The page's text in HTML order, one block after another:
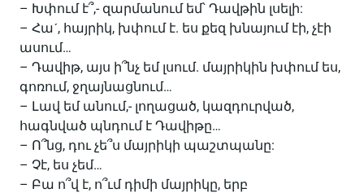
– Խփում է՞,- զարմանում եմ՝ Դավթին լսելի:
– Հաˊ, հայրիկ, խփում է. ես քեզ խնայում էի, չէի
ասում…
– Դավիթ, այս ի՞նչ եմ լսում. մայրիկին խփում ես,
գոռում, ջղայնացնում…
– Լավ եմ անում,- լողացած, կազդուրված,
հագնված պնդում է Դավիթը…
– Ո՞նց, դու չե՞ս մայրիկի պաշտպանը:
– Չէ, ես չեմ…
– Բա ո՞վ է, ո՞ւմ դիմի մայրիկը, երբ